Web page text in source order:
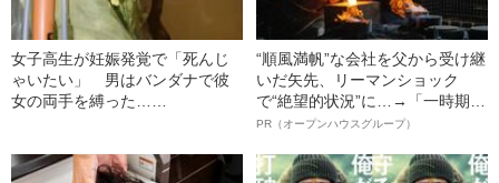
女子高生が妊娠発覚で「死んじ
ゃいたい」 男はバンダナで彼
女の両手を縛った……
“順風満帆”な会社を父から受け継
いだ矢先、リーマンショック
で“絶望的状況”に…→「一時期は
納品3年待ち」のヒット商品を生
明かす、“逆転の戦術”
PR（オープンハウスグループ）